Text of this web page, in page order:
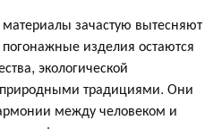
зачастую вытесняют
изделия остаются
экологической
природными традициями. Они
между человеком и